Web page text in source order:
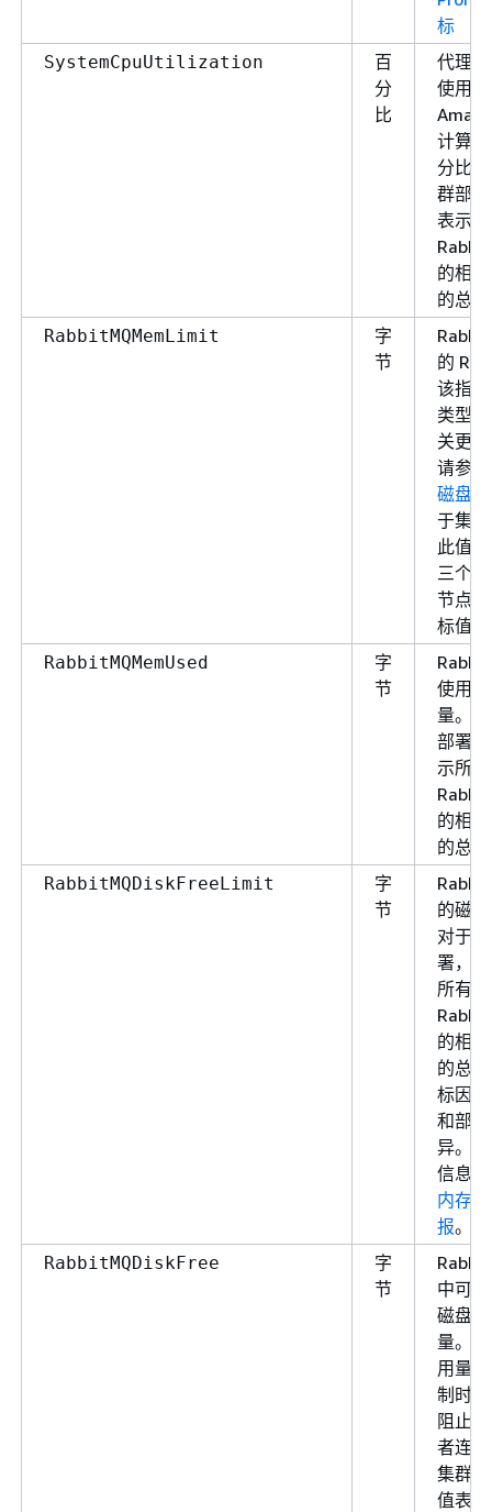
标
SystemCpuUtilization
百
分
比
代理
使用
计算
分比
群部
表示
的相
的总
RabbitMQMemLimit
字
节
的
该指
类型
关更
请参
磁盘
于集
此值
三个
节点
标值
RabbitMQMemUsed
字
节
使用
量。
部署
示所
的相
的总
RabbitMQDiskFreeLimit
字
节
的磁
对于
署，
所有
的相
的总
标因
和部
异。
信息
内存
报。
RabbitMQDiskFree
字
节
中可
磁盘
量。
用量
制时
阻止
者连
集群
值表